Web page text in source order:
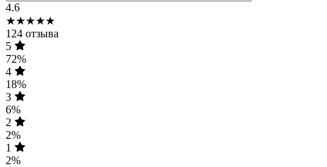
4.6
★★★★★
124 отзыва
5
72%
4
18%
3
6%
2
2%
1
2%